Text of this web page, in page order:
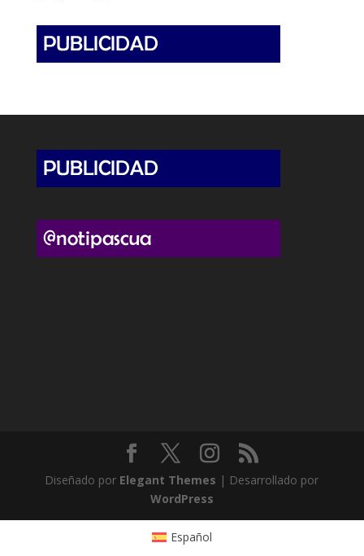
Diseñado por Elegant Themes | Desarrollado por
WordPress
Español